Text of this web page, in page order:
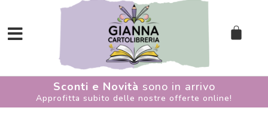
Sconti e Novità sono in arrivo
Approfitta subito delle nostre offerte online!